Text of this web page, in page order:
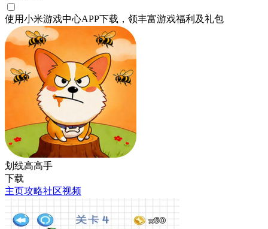
使用小米游戏中心APP下载 ，领丰富游戏福利 及礼包
划线高高手
下载
主页攻略社区视频